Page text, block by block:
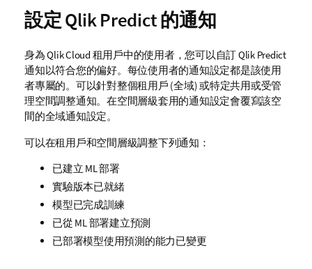
設定 Qlik Predict的通知
身為Qlik Cloud 租用戶中的使用者，您可以自訂Qlik Predict
通知以符合您的偏好。每位使用者的通知設定都是該使用
者專屬的。可以針對整個租用戶 (全域) 或特定共用或受管
理空間調整通知。在空間層級套用的通知設定會覆寫該空
間的全域通知設定。
可以在租用戶和空間層級調整下列通知：
已建立 ML 部署
實驗版本已就緒
模型已完成訓練
已從 ML 部署建立預測
已部署模型使用預測的能力已變更